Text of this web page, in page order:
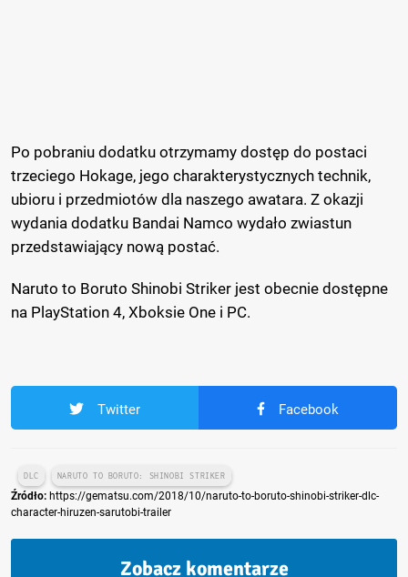
Po pobraniu dodatku otrzymamy dostęp do postaci
trzeciego Hokage, jego charakterystycznych technik,
ubioru i przedmiotów dla naszego awatara. Z okazji
wydania dodatku Bandai Namco wydało zwiastun
przedstawiający nową postać.
Naruto to Boruto Shinobi Striker jest obecnie dostępne
na PlayStation 4, Xboksie One i PC.
Twitter Facebook
DLC NARUTO TO BORUTO: SHINOBI STRIKER
Źródło: https://gematsu.com/2018/10/naruto-to-boruto-shinobi-striker-dlc-
character-hiruzen-sarutobi-trailer
Zobacz komentarze